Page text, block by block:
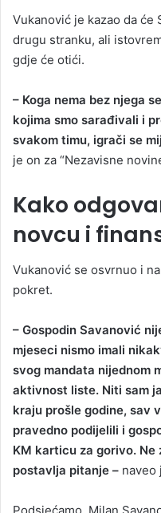
Vukanović je kazao da će
drugu stranku, ali
gdje će otići.
– Koga nema bez njega
kojima smo sarađivali i
svakom timu, igrači se
je on za “Nezavisne
Kako
novcu i
Vukanović se osvrnuo i
pokret.
– Gospodin Savanović
mjeseci nismo imali
svog mandata nijednom
aktivnost liste. Niti sam
kraju prošle godine, sav
pravedno podijelili i
KM karticu za gorivo. Ne
postavlja pitanje – naveo